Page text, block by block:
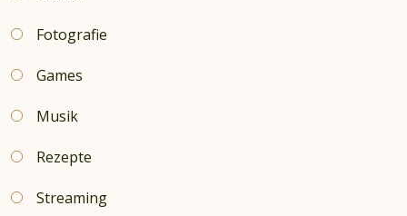
Fotografie
Games
Musik
Rezepte
Streaming